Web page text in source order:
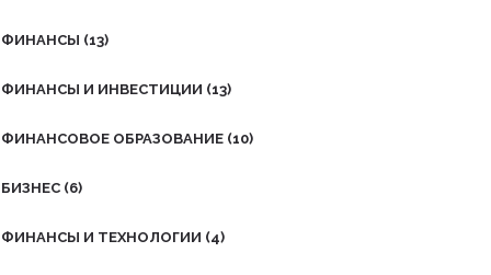
ФИНАНСЫ (13)
ФИНАНСЫ И ИНВЕСТИЦИИ (13)
ФИНАНСОВОЕ ОБРАЗОВАНИЕ (10)
БИЗНЕС (6)
ФИНАНСЫ И ТЕХНОЛОГИИ (4)